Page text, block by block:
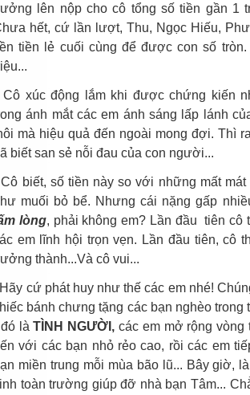
lên nộp cho cô tổng số tiền gần 1
hết, cứ lần lượt, Thu, Ngọc Hiếu,
tiền lẻ cuối cùng để được con số
Cô xúc động lắm khi được chứng kiến
ánh mắt các em ánh sáng lấp lánh
mà hiệu quả đến ngoài mong đợi. Thì
biết san sẻ nỗi đau của con người...
Cô biết, số tiền này so với những mất
muối bỏ bể. Nhưng cái nặng gấp
lòng, phải không em? Lần đầu tiên
em lĩnh hội trọn vẹn. Lần đầu tiên, cô
thành...Và cô vui...
Hãy cứ phát huy như thế các em nhé!
bánh chưng tặng các bạn nghèo
làTÌNH NGƯỜI, các em mở rộng vòng
với các bạn nhỏ rẻo cao, rồi các em
miền trung mỗi mùa bão lũ... Bây giờ,
toàn trường giúp đỡ nhà bạn Tâm...